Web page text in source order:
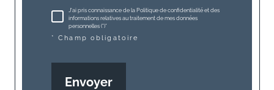
J'ai pris connaissance de la Politique de confidentialité et des
informations relatives au traitement de mes données
personnelles (*)*
* Champ obligatoire
Envoyer